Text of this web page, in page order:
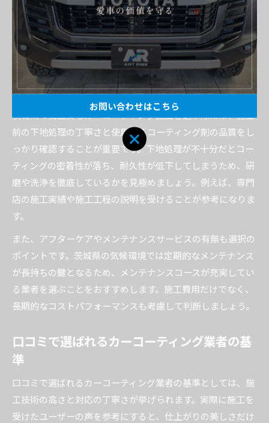
な方にも適しています。専門店では、車種や使用状況に応じ
た最適な施工方法を提案し、長持ちさせるためのメンテナン
ス方法も丁寧に指導しているため、安心して任せられる点も
人気の理由です。
茨城県で高品質施工を選ぶ際の注意点
茨城県で高品質なカーコーティング施工を選ぶ際には、施工
前の下地処理の丁寧さと使用するコーティング剤の品質をし
っかり確認することが重要です。下地処理が不十分だとコー
ティングの密着性が落ち、耐久性が低下してしまうため、研
磨や洗浄を徹底しているかを見極めましょう。例えば、専門
店の施工実績や施工工程の説明を受けることが参考になりま
す。
また、アフターケアやメンテナンスサービスの有無も選択の
ポイントです。茨城県の気候環境では定期的なメンテナンス
が長持ちの鍵となるため、メンテナンスコースが充実してい
る業者を選ぶことをおすすめします。施工費用だけでなく、
長期的なコストパフォーマンスも考慮して判断しましょう。
口コミで選ばれるカーコーティング業者の基
準
口コミで選ばれるカーコーティング業者の基準としては、施
工技術の高さと対応の丁寧さが挙げられます。実際に施工を
受けたユーザーの声を参考にすると、仕上がりの美しさだけ
お問い合わせはこちら